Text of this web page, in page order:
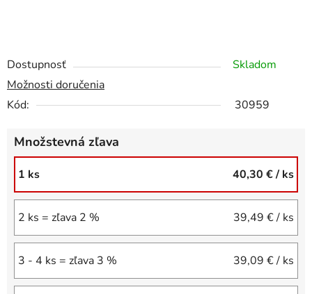
Dostupnosť
Skladom
Možnosti doručenia
Kód:
30959
Množstevná zľava
1 ks 40,30 €/ ks
2 ks = zľava 2 % 39,49 €/ ks
3 - 4 ks = zľava 3 % 39,09 €/ ks